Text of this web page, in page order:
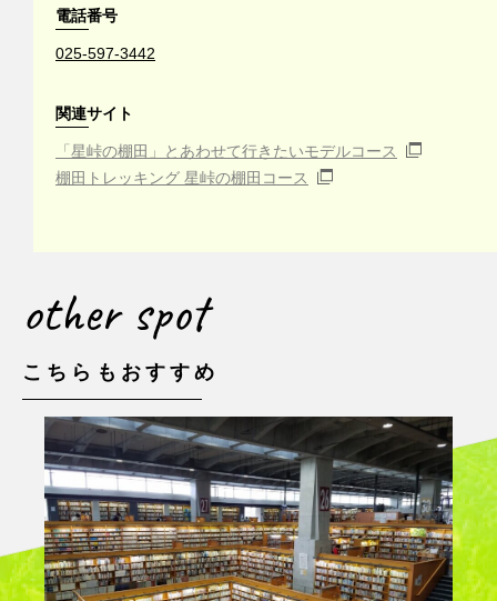
電話番号
025-597-3442
関連サイト
「星峠の棚田」とあわせて行きたいモデルコース
棚田トレッキング 星峠の棚田コース
other spot
こちらもおすすめ